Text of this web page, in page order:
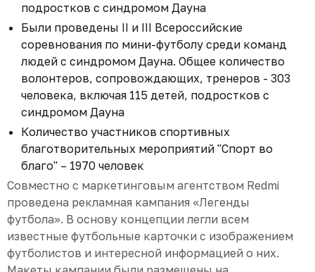
подростков с синдромом Дауна
Были проведены II и III Всероссийские
соревнования по мини-футболу среди команд
людей с синдромом Дауна. Общее количество
волонтеров, сопровождающих, тренеров - 303
человека, включая 115 детей, подростков с
синдромом Дауна
Количество участников спортивных
благотворительных мероприятий "Спорт во
благо" – 1970 человек
Совместно с маркетинговым агентством Redmi
проведена рекламная кампания «Легенды
футбола». В основу концепции легли всем
известные футбольные карточки с изображением
футболистов и интересной информацией о них.